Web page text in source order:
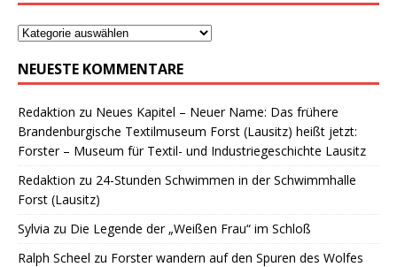
NEUESTE KOMMENTARE
Redaktion zu Neues Kapitel – Neuer Name: Das frühere
Brandenburgische Textilmuseum Forst (Lausitz) heißt jetzt:
Forster – Museum für Textil- und Industriegeschichte Lausitz
Redaktion zu 24-Stunden Schwimmen in der Schwimmhalle
Forst (Lausitz)
Sylvia zu Die Legende der „Weißen Frau“ im Schloß
Ralph Scheel zu Forster wandern auf den Spuren des Wolfes